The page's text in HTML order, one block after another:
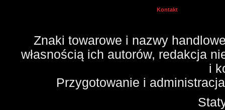
Kontakt
Znaki towarowe i nazwy
własnością ich autorów, redakcja
i
Przygotowanie i